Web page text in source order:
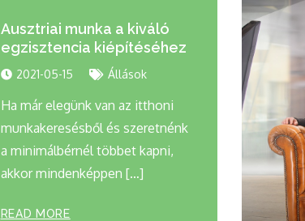
Ausztriai munka a kiváló
egzisztencia kiépítéséhez
2021-05-15 Állások
Ha már elegünk van az itthoni
munkakeresésből és szeretnénk
a minimálbérnél többet kapni,
akkor mindenképpen […]
READ MORE